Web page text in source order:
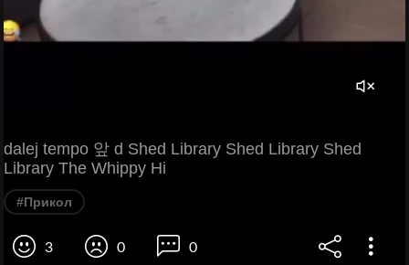
dalej tempo 앞 d Shed Library Shed Library Shed
Library The Whippy Hi
#Прикол
3 0 0